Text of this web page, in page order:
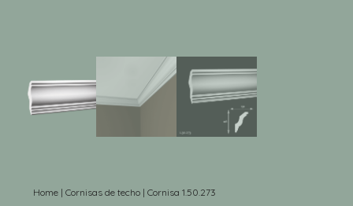
Home | Cornisas de techo | Cornisa 1.50.273